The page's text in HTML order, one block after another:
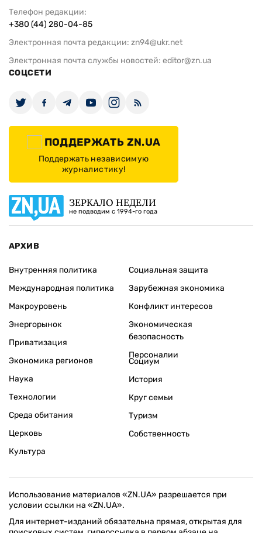
Телефон редакции:
+380 (44) 280-04-85
Электронная почта редакции: zn94@ukr.net
Электронная почта службы новостей: editor@zn.ua
СОЦСЕТИ
ПОДДЕРЖАТЬ ZN.UA
Поддержать независимую
журналистику!
ЗЕРКАЛО НЕДЕЛИ
не подводим с 1994-го года
АРХИВ
Внутренняя политика
Международная политика
Макроуровень
Энергорынок
Приватизация
Экономика регионов
Социальная защита
Зарубежная экономика
Конфликт интересов
Экономическая
безопасность
Персоналии
Наука
Технологии
Среда обитания
Церковь
Культура
Социум
История
Круг семьи
Туризм
Собственность
Использование материалов «ZN.UA» разрешается при
условии ссылки на «ZN.UA».
Для интернет-изданий обязательна прямая, открытая для